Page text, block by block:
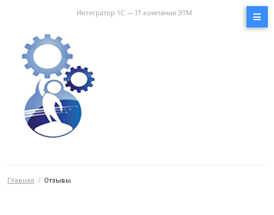
Интегратор 1С — IT компания ЭТМ
Главная / Отзывы